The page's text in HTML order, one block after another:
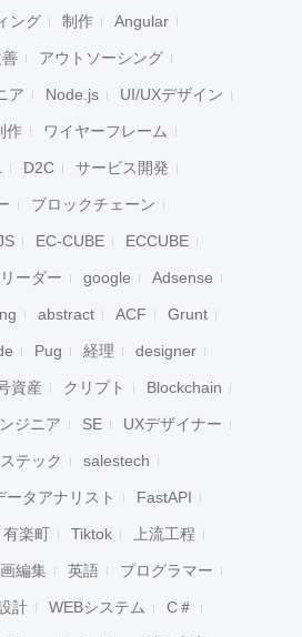
ング 制作 Angular
アウトソーシング
ア Node.js UI/UXデザイン
作 ワイヤーフレーム
D2C サービス開発
ブロックチェーン
EC-CUBE ECCUBE
リーダー google Adsense
abstract ACF Grunt
Pug 経理 designer
資産 クリプト Blockchain
ジニア SE UXデザイナー
テック salestech
ータアナリスト FastAPI
有楽町 Tiktok 上流工程
編集 英語 プログラマー
計 WEBシステム C＃